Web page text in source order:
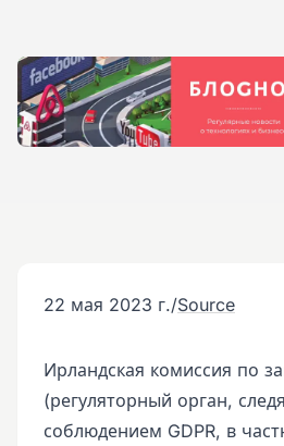
22 мая 2023 г./Source
Ирландская комиссия по
(регуляторный орган,
соблюдением GDPR, в